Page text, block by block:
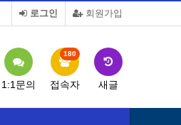
회원가입
로그인
1:1문의 접속자
180
새글